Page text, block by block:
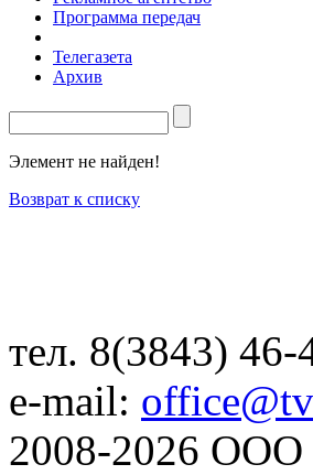
Программа передач
Телегазета
Архив
Элемент не найден!
Возврат к списку
тел. 8(3843) 46-
e-mail:
2008-2026